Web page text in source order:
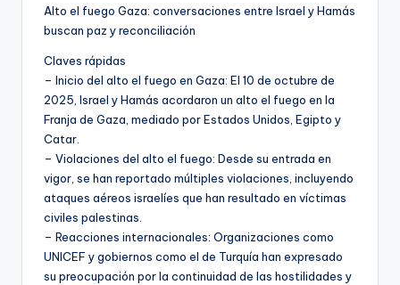
Alto el fuego Gaza: conversaciones entre Israel y Hamás
buscan paz y reconciliación
Claves rápidas
– Inicio del alto el fuego en Gaza: El 10 de octubre de
2025, Israel y Hamás acordaron un alto el fuego en la
Franja de Gaza, mediado por Estados Unidos, Egipto y
Catar.
– Violaciones del alto el fuego: Desde su entrada en
vigor, se han reportado múltiples violaciones, incluyendo
ataques aéreos israelíes que han resultado en víctimas
civiles palestinas.
– Reacciones internacionales: Organizaciones como
UNICEF y gobiernos como el de Turquía han expresado
su preocupación por la continuidad de las hostilidades y